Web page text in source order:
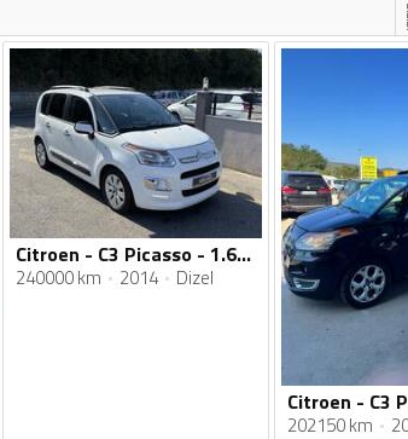
Citroen - C3 Picasso - 1.6 HDI
240000 km 2014 Dizel
202150 km